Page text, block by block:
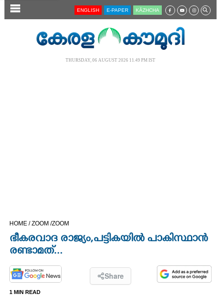
SECTIONS ENGLISH E-PAPER KĀZHCHA
THURSDAY, 06 AUGUST 2026 11.49 PM IST
HOME /ZOOM /ZOOM
ഭീകരവാദ രാജ്യം,പട്ടികയിൽ പാകിസ്ഥാൻ
രണ്ടാമത്...
Share
1 MIN READ